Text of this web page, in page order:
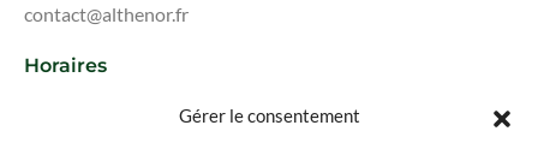
Gérer le consentement
contact@althenor.fr
Horaires
Lundi au samedi : 09:00 - 18:00